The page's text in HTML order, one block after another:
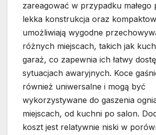
zareagować w przypadku małego
lekka konstrukcja oraz
umożliwiają wygodne
różnych miejscach, takich jak
garaż, co zapewnia ich łatwy
sytuacjach awaryjnych. Koce
również uniwersalne i mogą być
wykorzystywane do gaszenia
miejscach, od kuchni po salon.
koszt jest relatywnie niski w